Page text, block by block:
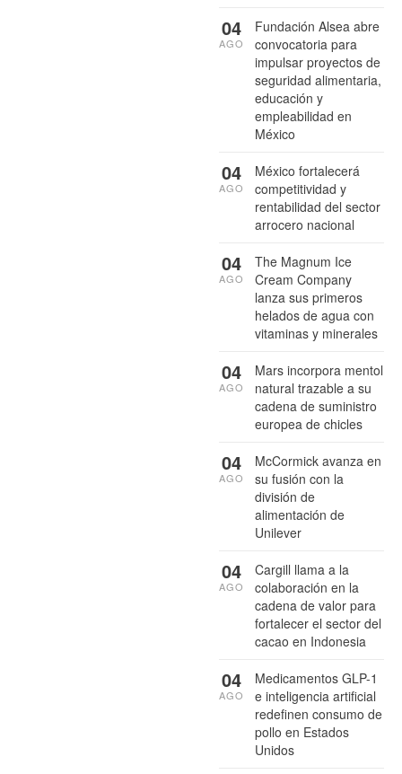
Fundación Alsea abre
convocatoria para
impulsar proyectos de
seguridad alimentaria,
educación y
empleabilidad en
México
04
AGO
México fortalecerá
competitividad y
rentabilidad del sector
arrocero nacional
04
AGO
The Magnum Ice
Cream Company
lanza sus primeros
helados de agua con
vitaminas y minerales
04
AGO
Mars incorpora mentol
natural trazable a su
cadena de suministro
europea de chicles
04
AGO
McCormick avanza en
su fusión con la
división de
alimentación de
Unilever
04
AGO
Cargill llama a la
colaboración en la
cadena de valor para
fortalecer el sector del
cacao en Indonesia
04
AGO
Medicamentos GLP-1
e inteligencia artificial
redefinen consumo de
pollo en Estados
Unidos
04
AGO